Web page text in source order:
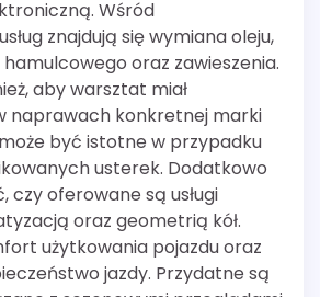
Wśród
znajdują się wymiana oleju,
oraz zawieszenia.
aby warsztat miał
naprawach konkretnej marki
być istotne w przypadku
usterek. Dodatkowo
czy oferowane są usługi
oraz geometrią kół.
użytkowania pojazdu oraz
jazdy. Przydatne są